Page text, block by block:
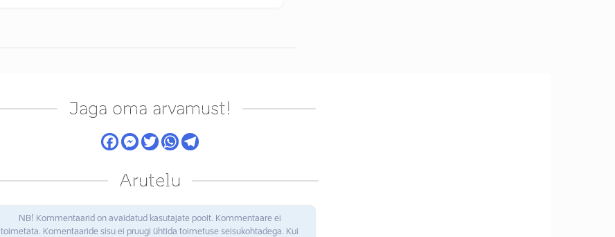
Jaga oma arvamust!
Arutelu
NB! Kommentaarid on avaldatud kasutajate poolt. Kommentaare ei
toimetata. Komentaaride sisu ei pruugi ühtida toimetuse seisukohtadega. Kui